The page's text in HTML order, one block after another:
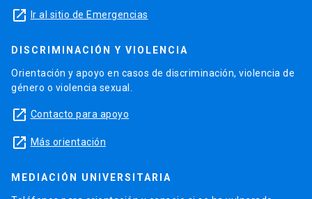
launch Ir al sitio de Emergencias
DISCRIMINACIÓN Y VIOLENCIA
Orientación y apoyo en casos de discriminación, violencia de
género o violencia sexual.
launch Contacto para apoyo
launch Más orientación
MEDIACIÓN UNIVERSITARIA